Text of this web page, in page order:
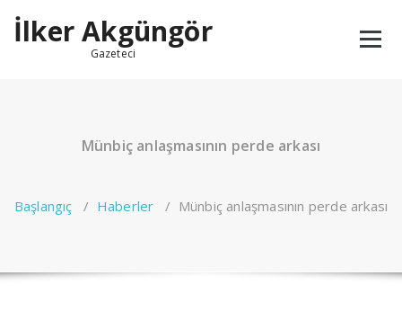
geçİlker Akgüngör
Gazeteci
Münbiç anlaşmasının perde arkası
Başlangıç / Haberler / Münbiç anlaşmasının perde arkası